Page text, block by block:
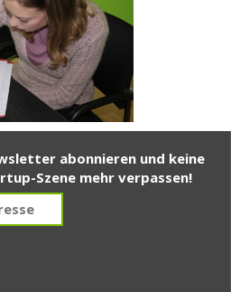
abonnieren und keine
Szene mehr verpassen!